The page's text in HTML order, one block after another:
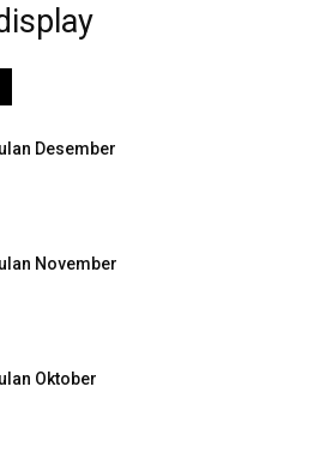
Desember
November
Oktober